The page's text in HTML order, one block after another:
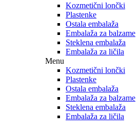
Kozmetični lončki
Plastenke
Ostala embalaža
Embalaža za balzame
Steklena embalaža
Embalaža za ličila
Menu
Kozmetični lončki
Plastenke
Ostala embalaža
Embalaža za balzame
Steklena embalaža
Embalaža za ličila